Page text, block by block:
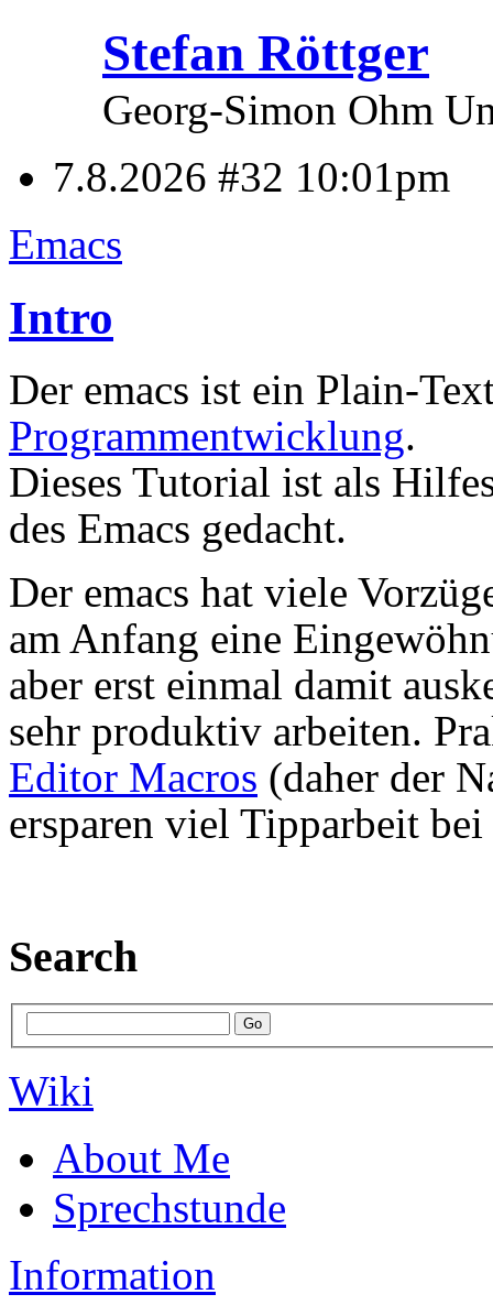
Stefan Röttger
Georg-Simon Ohm
7.8.2026 #32 10:01pm
Emacs
Intro
Der emacs ist ein Plain-
Programmentwicklung.
Dieses Tutorial ist als
des Emacs gedacht.
Der emacs hat viele
am Anfang eine
aber erst einmal damit
sehr produktiv arbeiten.
Editor Macros (daher der
ersparen viel Tipparbeit
Search
Wiki
About Me
Sprechstunde
Information